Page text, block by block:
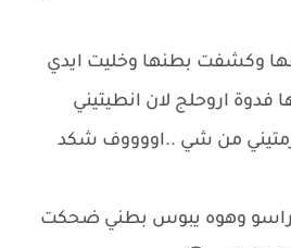
وكشفت بطنها وخليت ايدي
اروحلج لان انطيتيني
من شي ..اووووف شكد
راسو وهوه يبوس بطني ضحكت